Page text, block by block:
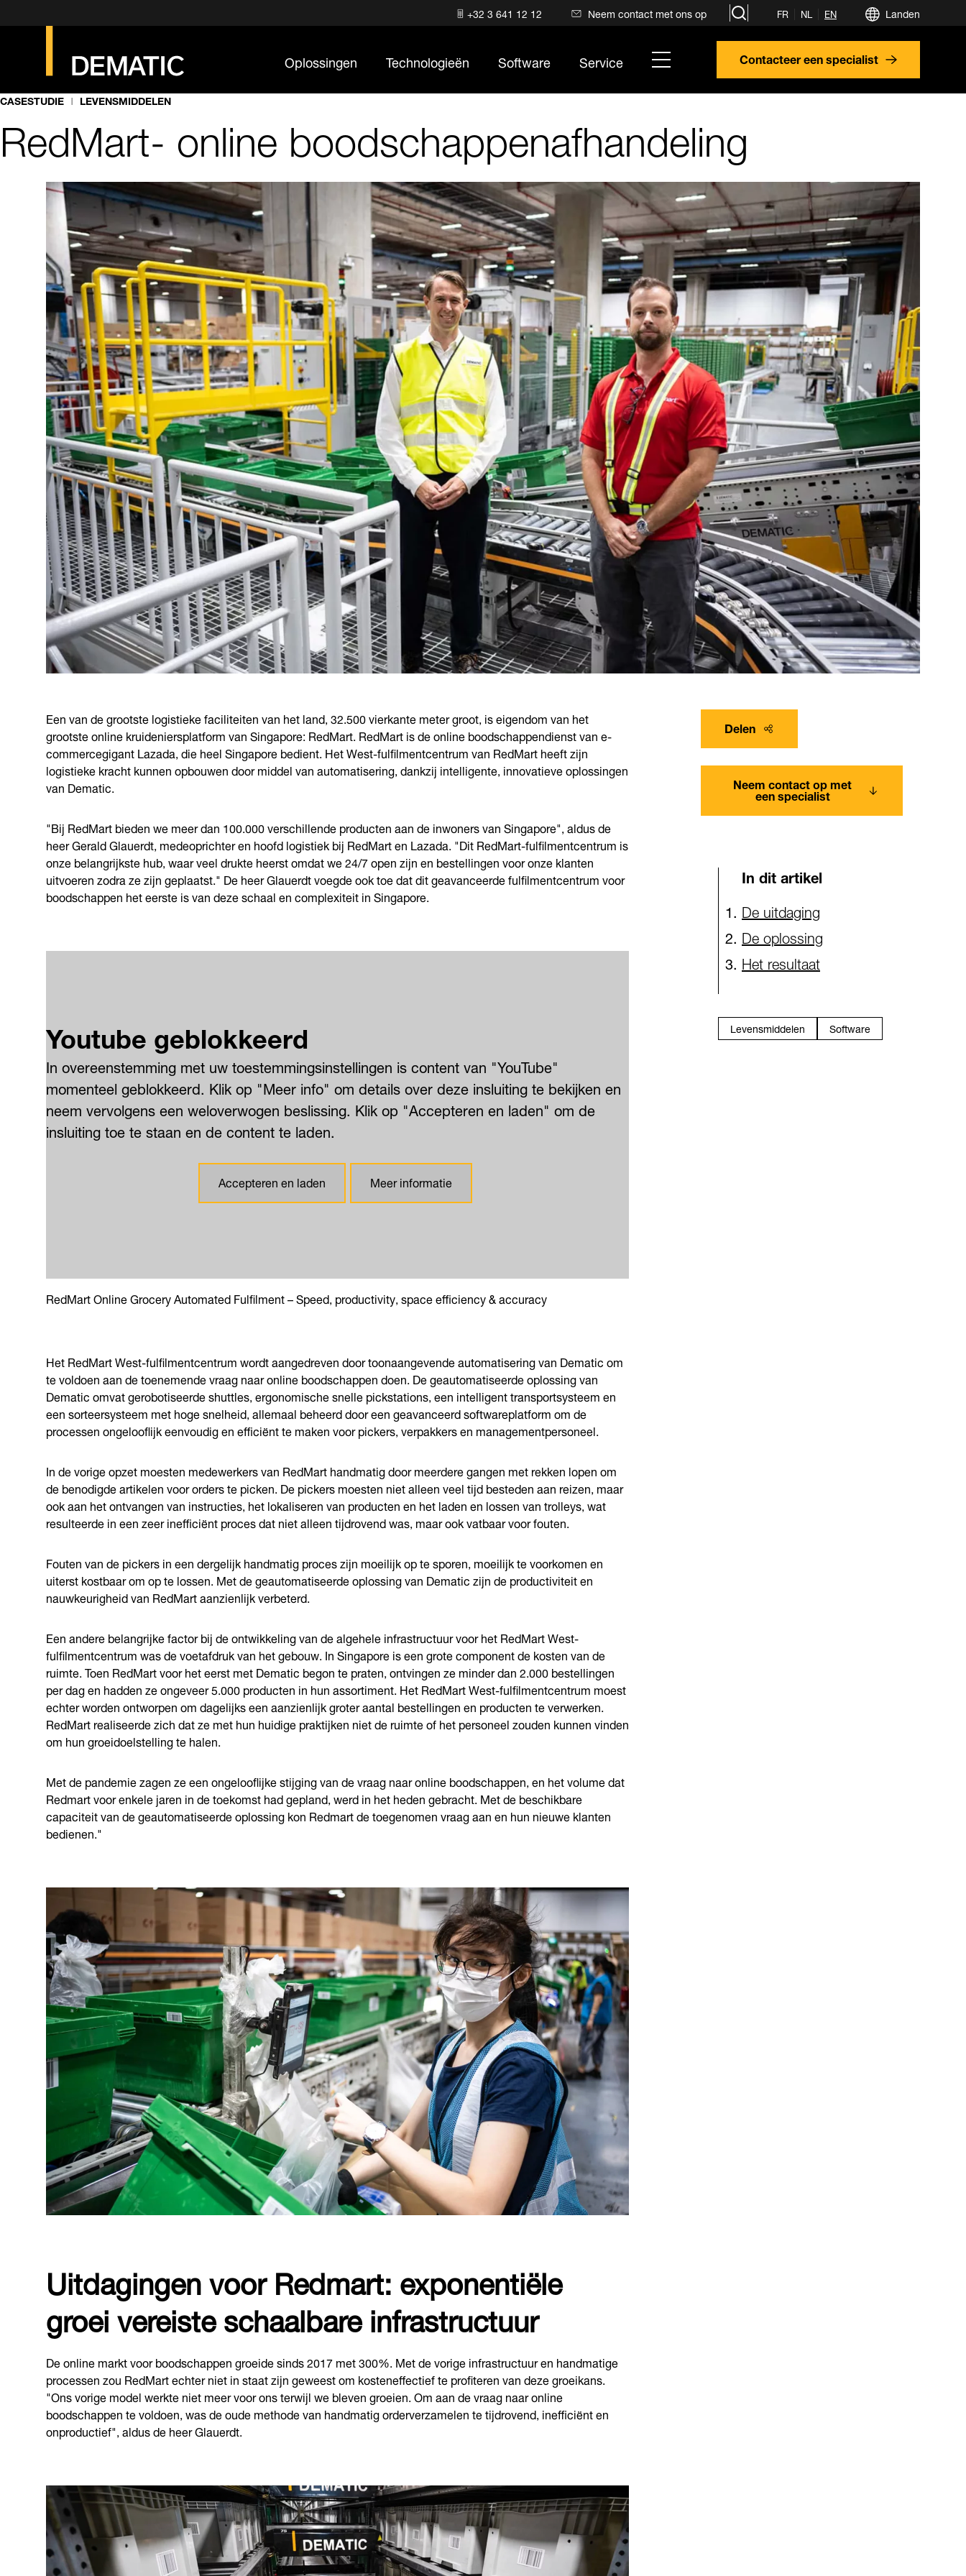
+32 3 641 12 12 Neem contact met ons op search FR NL EN Landen
Oplossingen Technologieën Software Service hamburger
menu Contacteer een specialist
CASESTUDIE LEVENSMIDDELEN
RedMart- online boodschappenafhandeling
Delen
Neem contact op met
een specialist
In dit artikel
De uitdaging
De oplossing
Het resultaat
Levensmiddelen Software
Een van de grootste logistieke faciliteiten van het land, 32.500 vierkante meter groot, is eigendom van het
grootste online kruideniersplatform van Singapore: RedMart. RedMart is de online boodschappendienst van e-
commercegigant Lazada, die heel Singapore bedient. Het West-fulfilmentcentrum van RedMart heeft zijn
logistieke kracht kunnen opbouwen door middel van automatisering, dankzij intelligente, innovatieve oplossingen
van Dematic.
"Bij RedMart bieden we meer dan 100.000 verschillende producten aan de inwoners van Singapore", aldus de
heer Gerald Glauerdt, medeoprichter en hoofd logistiek bij RedMart en Lazada. "Dit RedMart-fulfilmentcentrum is
onze belangrijkste hub, waar veel drukte heerst omdat we 24/7 open zijn en bestellingen voor onze klanten
uitvoeren zodra ze zijn geplaatst." De heer Glauerdt voegde ook toe dat dit geavanceerde fulfilmentcentrum voor
boodschappen het eerste is van deze schaal en complexiteit in Singapore.
Youtube geblokkeerd
In overeenstemming met uw toestemmingsinstellingen is content van "YouTube"
momenteel geblokkeerd. Klik op "Meer info" om details over deze insluiting te bekijken en
neem vervolgens een weloverwogen beslissing. Klik op "Accepteren en laden" om de
insluiting toe te staan en de content te laden.
Accepteren en laden Meer informatie
RedMart Online Grocery Automated Fulfilment – Speed, productivity, space efficiency & accuracy
Het RedMart West-fulfilmentcentrum wordt aangedreven door toonaangevende automatisering van Dematic om
te voldoen aan de toenemende vraag naar online boodschappen doen. De geautomatiseerde oplossing van
Dematic omvat gerobotiseerde shuttles, ergonomische snelle pickstations, een intelligent transportsysteem en
een sorteersysteem met hoge snelheid, allemaal beheerd door een geavanceerd softwareplatform om de
processen ongelooflijk eenvoudig en efficiënt te maken voor pickers, verpakkers en managementpersoneel.
In de vorige opzet moesten medewerkers van RedMart handmatig door meerdere gangen met rekken lopen om
de benodigde artikelen voor orders te picken. De pickers moesten niet alleen veel tijd besteden aan reizen, maar
ook aan het ontvangen van instructies, het lokaliseren van producten en het laden en lossen van trolleys, wat
resulteerde in een zeer inefficiënt proces dat niet alleen tijdrovend was, maar ook vatbaar voor fouten.
Fouten van de pickers in een dergelijk handmatig proces zijn moeilijk op te sporen, moeilijk te voorkomen en
uiterst kostbaar om op te lossen. Met de geautomatiseerde oplossing van Dematic zijn de productiviteit en
nauwkeurigheid van RedMart aanzienlijk verbeterd.
Een andere belangrijke factor bij de ontwikkeling van de algehele infrastructuur voor het RedMart West-
fulfilmentcentrum was de voetafdruk van het gebouw. In Singapore is een grote component de kosten van de
ruimte. Toen RedMart voor het eerst met Dematic begon te praten, ontvingen ze minder dan 2.000 bestellingen
per dag en hadden ze ongeveer 5.000 producten in hun assortiment. Het RedMart West-fulfilmentcentrum moest
echter worden ontworpen om dagelijks een aanzienlijk groter aantal bestellingen en producten te verwerken.
RedMart realiseerde zich dat ze met hun huidige praktijken niet de ruimte of het personeel zouden kunnen vinden
om hun groeidoelstelling te halen.
Met de pandemie zagen ze een ongelooflijke stijging van de vraag naar online boodschappen, en het volume dat
Redmart voor enkele jaren in de toekomst had gepland, werd in het heden gebracht. Met de beschikbare
capaciteit van de geautomatiseerde oplossing kon Redmart de toegenomen vraag aan en hun nieuwe klanten
bedienen."
Uitdagingen voor Redmart: exponentiële
groei vereiste schaalbare infrastructuur
De online markt voor boodschappen groeide sinds 2017 met 300%. Met de vorige infrastructuur en handmatige
processen zou RedMart echter niet in staat zijn geweest om kosteneffectief te profiteren van deze groeikans.
"Ons vorige model werkte niet meer voor ons terwijl we bleven groeien. Om aan de vraag naar online
boodschappen te voldoen, was de oude methode van handmatig orderverzamelen te tijdrovend, inefficiënt en
onproductief", aldus de heer Glauerdt.